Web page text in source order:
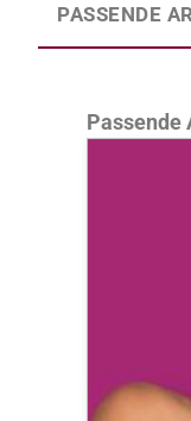
PASSENDE
Passende